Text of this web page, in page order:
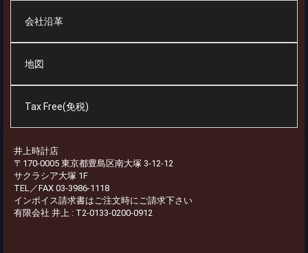
会社沿革
地図
Tax Free(免税)
井上時計店
〒170-0005 東京都豊島区南大塚 3-12-12
サクラシア大塚 1F
TEL／FAX 03-3986-1118
インボイス請求書はご注文時にご請求下さい
有限会社 井上 : T2-0133-0200-0912